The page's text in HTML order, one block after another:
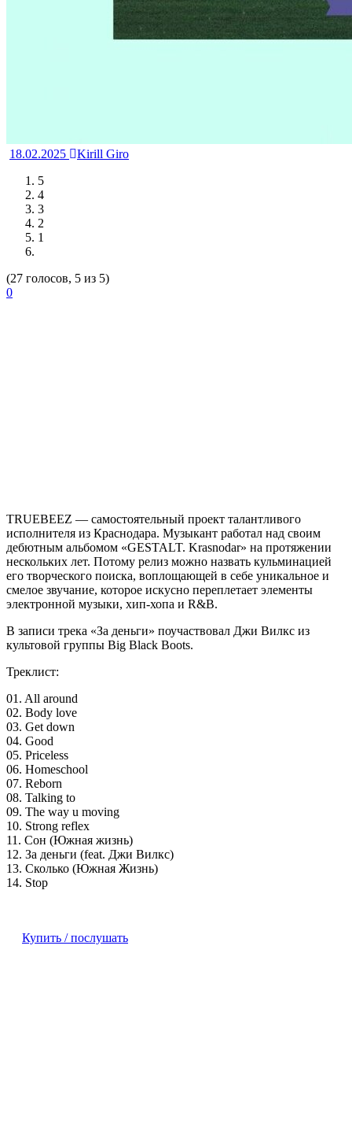
18.02.2025
Kirill Giro
5
4
3
2
1
(27 голосов, 5 из 5)
0
TRUEBEEZ — самостоятельный проект талантливого
исполнителя из Краснодара. Музыкант работал над своим
дебютным альбомом «GESTALT. Krasnodar» на протяжении
нескольких лет. Потому релиз можно назвать кульминацией
его творческого поиска, воплощающей в себе уникальное и
смелое звучание, которое искусно переплетает элементы
электронной музыки, хип-хопа и R&B.
В записи трека «За деньги» поучаствовал Джи Вилкс из
культовой группы Big Black Boots.
Треклист:
01. All around
02. Body love
03. Get down
04. Good
05. Priceless
06. Homeschool
07. Reborn
08. Talking to
09. The way u moving
10. Strong reflex
11. Сон (Южная жизнь)
12. За деньги (feat. Джи Вилкс)
13. Сколько (Южная Жизнь)
14. Stop
Купить / послушать